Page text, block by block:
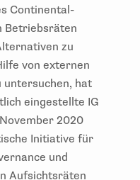
Continental-
Betriebsräten
zu
von externen
untersuchen, hat
eingestellte IG
2020
Initiative für
und
Aufsichtsräten